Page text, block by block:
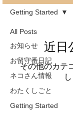
All Posts
お知らせ
お留守番日記
ネコさん情報
わたくしごと
Getting Started
Getting Started
近日
その他のカテ